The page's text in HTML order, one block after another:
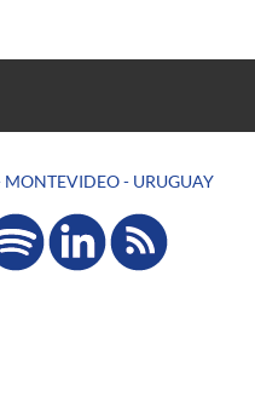
MONTEVIDEO - URUGUAY